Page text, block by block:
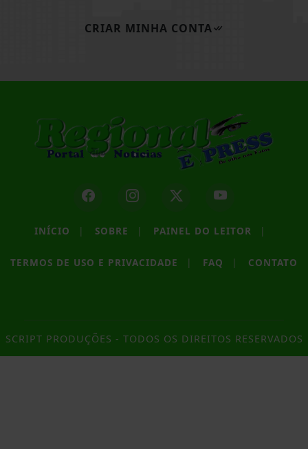
CRIAR MINHA CONTA
INÍCIO | SOBRE | PAINEL DO LEITOR |
TERMOS DE USO E PRIVACIDADE | FAQ | CONTATO
SCRIPT PRODUÇÕES - TODOS OS DIREITOS RESERVADOS